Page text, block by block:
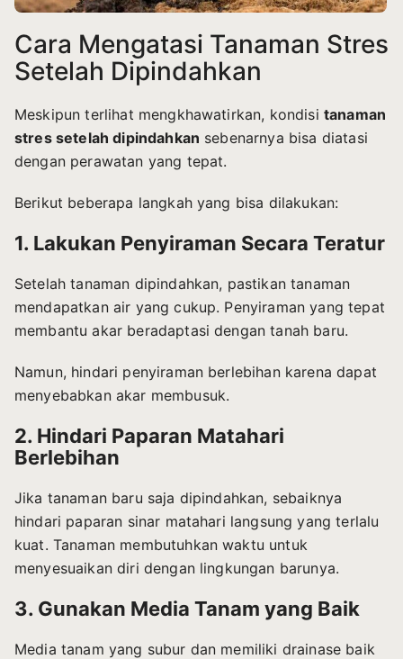
Cara Mengatasi Tanaman Stres
Setelah Dipindahkan
Meskipun terlihat mengkhawatirkan, kondisi tanaman
stres setelah dipindahkan sebenarnya bisa diatasi
dengan perawatan yang tepat.
Berikut beberapa langkah yang bisa dilakukan:
1. Lakukan Penyiraman Secara Teratur
Setelah tanaman dipindahkan, pastikan tanaman
mendapatkan air yang cukup. Penyiraman yang tepat
membantu akar beradaptasi dengan tanah baru.
Namun, hindari penyiraman berlebihan karena dapat
menyebabkan akar membusuk.
2. Hindari Paparan Matahari
Berlebihan
Jika tanaman baru saja dipindahkan, sebaiknya
hindari paparan sinar matahari langsung yang terlalu
kuat. Tanaman membutuhkan waktu untuk
menyesuaikan diri dengan lingkungan barunya.
3. Gunakan Media Tanam yang Baik
Media tanam yang subur dan memiliki drainase baik